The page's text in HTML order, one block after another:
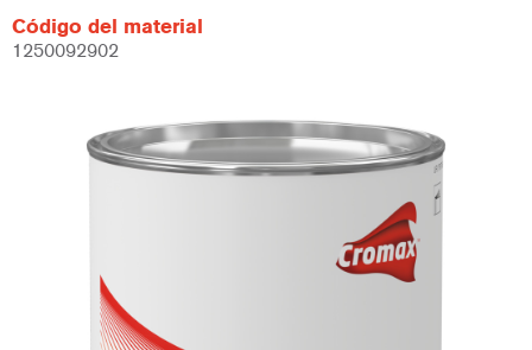
Código del material
1250092902